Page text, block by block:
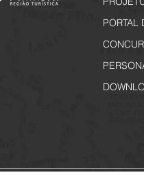
PORTAL